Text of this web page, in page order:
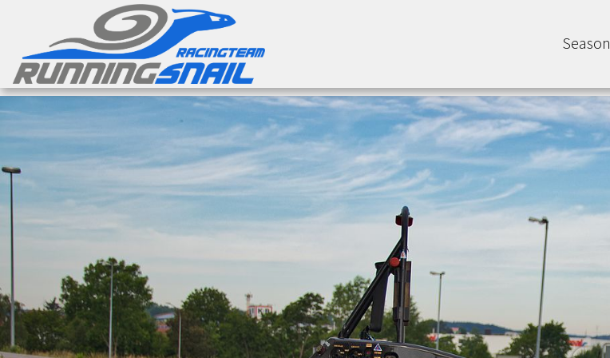
Season